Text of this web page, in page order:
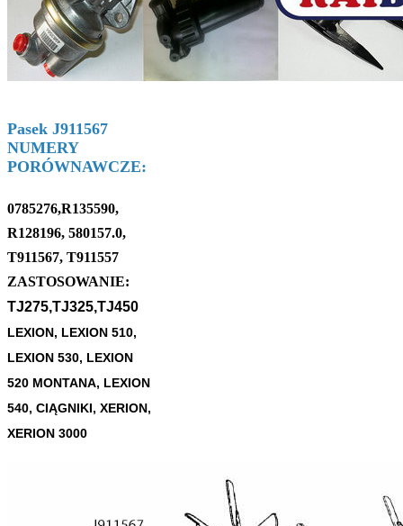
Pasek J911567
NUMERY
PORÓWNAWCZE:
0785276,R135590,
R128196, 580157.0,
T911567, T911557
ZASTOSOWANIE:
TJ275,TJ325,TJ450
LEXION, LEXION 510,
LEXION 530, LEXION
520 MONTANA, LEXION
540, CIĄGNIKI, XERION,
XERION 3000